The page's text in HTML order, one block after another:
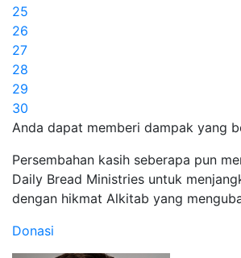
25
26
27
28
29
30
Anda dapat memberi dampak yang
Persembahan kasih seberapa pun
Daily Bread Ministries untuk
dengan hikmat Alkitab yang
Donasi